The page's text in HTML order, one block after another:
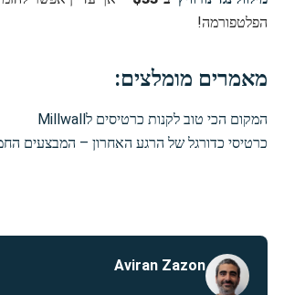
הפלטפורמה!
מאמרים מומלצים:
המקום הכי טוב לקנות כרטיסים לMillwall
כרטיסי כדורגל של הרגע האחרון – המבצעים
Aviran Zazon